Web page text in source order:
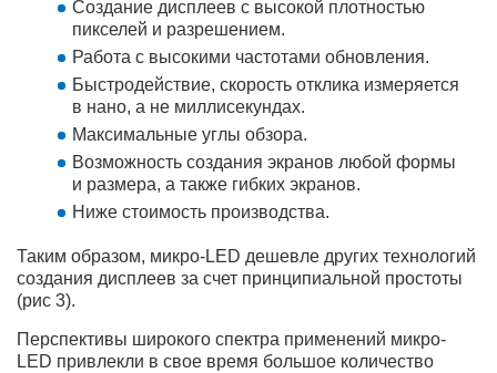
Создание дисплеев с высокой плотностью
пикселей и разрешением.
Работа с высокими частотами обновления.
Быстродействие, скорость отклика измеряется
в нано, а не миллисекундах.
Максимальные углы обзора.
Возможность создания экранов любой формы
и размера, а также гибких экранов.
Ниже стоимость производства.
Таким образом, микро-LED дешевле других технологий
создания дисплеев за счет принципиальной простоты
(рис 3).
Перспективы широкого спектра применений микро-
LED привлекли в свое время большое количество